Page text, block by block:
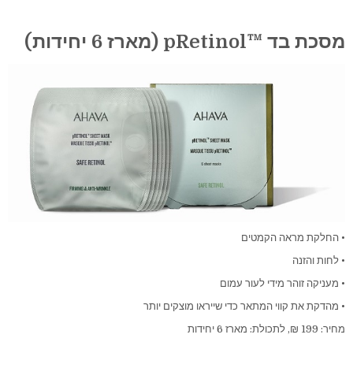
מסכת בד ™pRetinol (מארז 6 יחידות)
• החלקת מראה הקמטים
• לחות והזנה
• מעניקה זוהר מידי לעור עמום
• מהדקת את קווי המתאר כדי שייראו מוצקים יותר
מחיר: 199 ₪, לתכולת: מארז 6 יחידות